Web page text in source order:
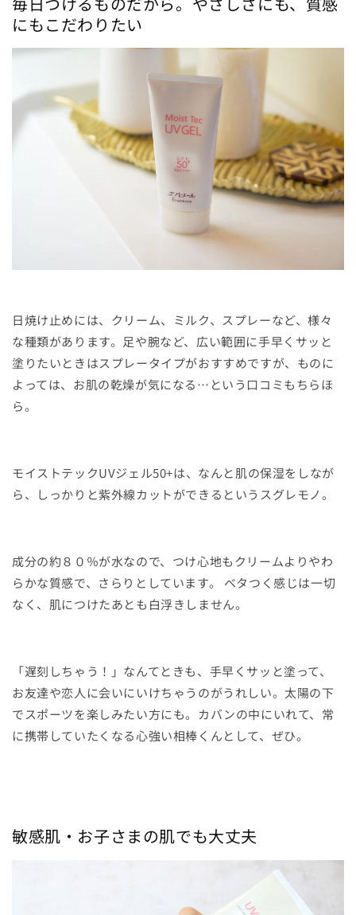
にもこだわりたい
日焼け止めには、クリーム、ミルク、スプレーなど、様々
な種類があります。足や腕など、広い範囲に手早くサッと
塗りたいときはスプレータイプがおすすめですが、ものに
よっては、お肌の乾燥が気になる…という口コミもちらほ
ら。
モイストテックUVジェル50+は、なんと肌の保湿をしなが
ら、しっかりと紫外線カットができるというスグレモノ。
成分の約８０％が水なので、つけ心地もクリームよりやわ
らかな質感で、さらりとしています。 ベタつく感じは一切
なく、肌につけたあとも白浮きしません。
「遅刻しちゃう！」なんてときも、手早くサッと塗って、
お友達や恋人に会いにいけちゃうのがうれしい。太陽の下
でスポーツを楽しみたい方にも。カバンの中にいれて、常
に携帯していたくなる心強い相棒くんとして、ぜひ。
敏感肌・お子さまの肌でも大丈夫